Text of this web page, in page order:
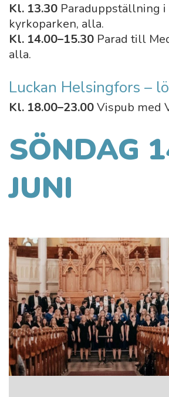
Kl. 13.30 Paraduppställning i
kyrkoparken, alla.
Kl. 14.00–15.30 Parad till
alla.
Luckan Helsingfors –
Kl. 18.00–23.00Vispub med
SÖNDAG
JUNI